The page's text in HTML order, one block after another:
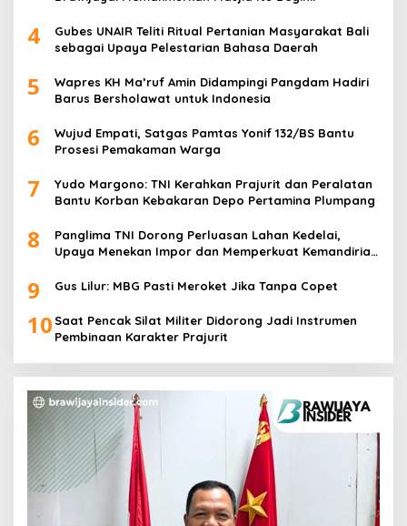
4
Gubes UNAIR Teliti Ritual Pertanian Masyarakat Bali
sebagai Upaya Pelestarian Bahasa Daerah
5
Wapres KH Ma’ruf Amin Didampingi Pangdam Hadiri
Barus Bersholawat untuk Indonesia
6
Wujud Empati, Satgas Pamtas Yonif 132/BS Bantu
Prosesi Pemakaman Warga
7
Yudo Margono: TNI Kerahkan Prajurit dan Peralatan
Bantu Korban Kebakaran Depo Pertamina Plumpang
8
Panglima TNI Dorong Perluasan Lahan Kedelai,
Upaya Menekan Impor dan Memperkuat Kemandirian
9 Gus Lilur: MBG Pasti Meroket Jika Tanpa Copet
10 Saat Pencak Silat Militer Didorong Jadi Instrumen
Pembinaan Karakter Prajurit